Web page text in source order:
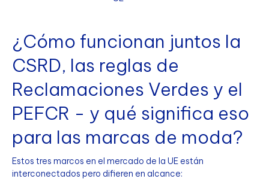
¿Cómo funcionan juntos la
CSRD, las reglas de
Reclamaciones Verdes y el
PEFCR - y qué significa eso
para las marcas de moda?
Estos tres marcos en el mercado de la UE están
interconectados pero difieren en alcance: